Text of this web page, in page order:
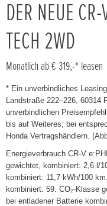
DER NEUE
TECH 2WD
Monatlich ab € 319,-* leasen
* Ein unverbindliches
Landstraße 222–226, 60314
unverbindlichen
bis auf Weiteres; bei
Honda Vertragshändlern.
Energieverbrauch CR-V
gewichtet, kombiniert: 2,6 l/
kombiniert: 11,7 kWh/100
kombiniert: 59. CO₂-Klasse
bei entladener Batterie